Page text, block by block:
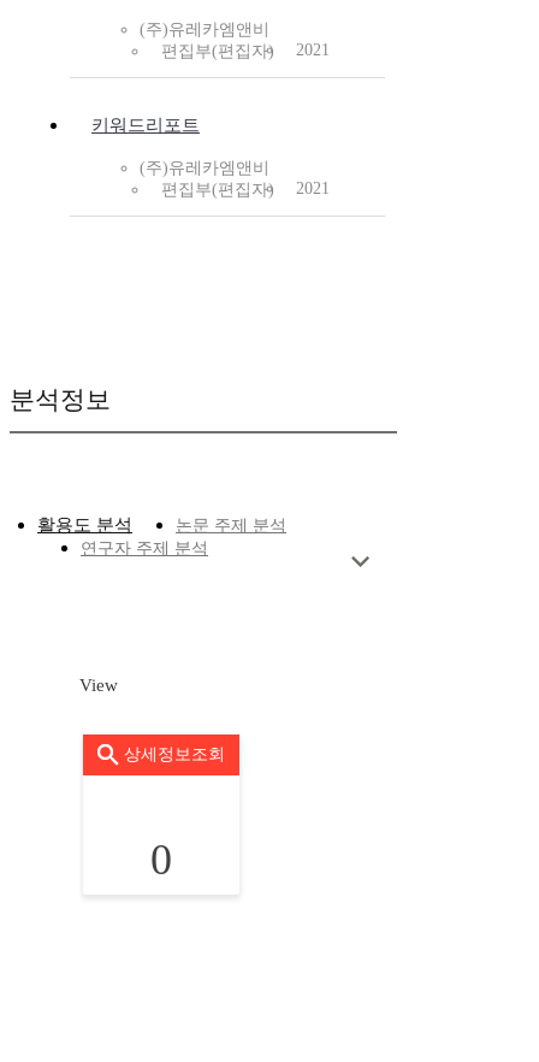
(주)유레카엠앤비
편집부(편집자)
2021
키워드리포트
(주)유레카엠앤비
편집부(편집자)
2021
분석정보
활용도 분석
논문 주제 분석
연구자 주제 분석
View
상세정보조회
0